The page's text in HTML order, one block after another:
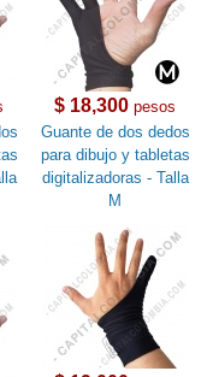
$ 18,300 pesos
Guante de dos dedos
para dibujo y tabletas
digitalizadoras - Talla
M